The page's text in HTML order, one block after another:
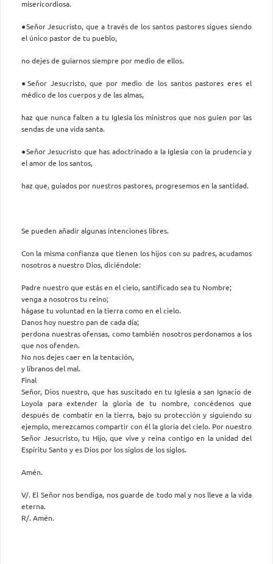
misericordiosa.
●Señor Jesucristo, que a través de los santos pastores sigues siendo
el único pastor de tu pueblo,
no dejes de guiarnos siempre por medio de ellos.
●Señor Jesucristo, que por medio de los santos pastores eres el
médico de los cuerpos y de las almas,
haz que nunca falten a tu Iglesia los ministros que nos guíen por las
sendas de una vida santa.
●Señor Jesucristo que has adoctrinado a la Iglesia con la prudencia y
el amor de los santos,
haz que, guiados por nuestros pastores, progresemos en la santidad.
Se pueden añadir algunas intenciones libres.
Con la misma confianza que tienen los hijos con su padres, acudamos
nosotros a nuestro Dios, diciéndole:
Padre nuestro que estás en el cielo, santificado sea tu Nombre;
venga a nosotros tu reino;
hágase tu voluntad en la tierra como en el cielo.
Danos hoy nuestro pan de cada día;
perdona nuestras ofensas, como también nosotros perdonamos a los
que nos ofenden.
No nos dejes caer en la tentación,
y líbranos del mal.
Final
Señor, Dios nuestro, que has suscitado en tu Iglesia a san Ignacio de
Loyola para extender la gloria de tu nombre, concédenos que
después de combatir en la tierra, bajo su protección y siguiendo su
ejemplo, merezcamos compartir con él la gloria del cielo. Por nuestro
Señor Jesucristo, tu Hijo, que vive y reina contigo en la unidad del
Espíritu Santo y es Dios por los siglos de los siglos.
Amén.
V/. El Señor nos bendiga, nos guarde de todo mal y nos lleve a la vida
eterna.
R/. Amén.